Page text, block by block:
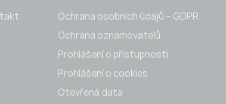
Ochrana osobních údajů – GDPR
Ochrana oznamovatelů
Prohlášení o přístupnosti
Prohlášení o cookies
Otevřená data